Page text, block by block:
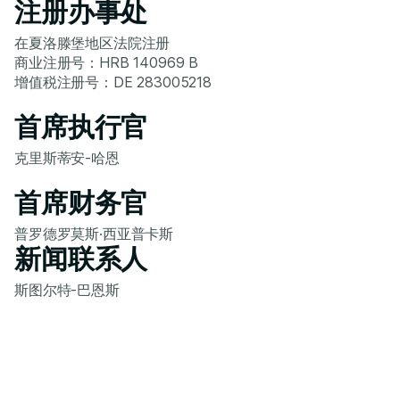
注册办事处
在夏洛滕堡地区法院注册
商业注册号：HRB 140969 B
增值税注册号：DE 283005218
首席执行官
克里斯蒂安-哈恩
首席财务官
普罗德罗莫斯·西亚普卡斯
新闻联系人
斯图尔特-巴恩斯